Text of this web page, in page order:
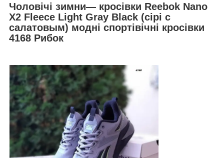
Чоловічі зимни— кросівки Reebok Nano
X2 Fleece Light Gray Black (сірі с
салатовым) модні спортівічні кросівки
4168 Рибок